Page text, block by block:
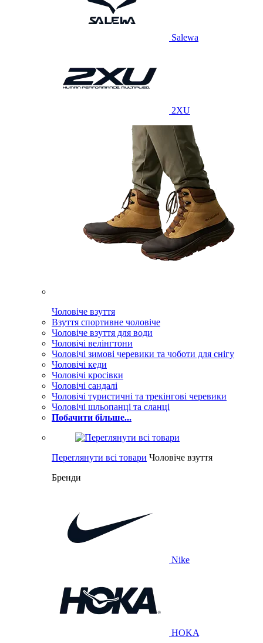
Salewa
2XU
Чоловіче взуття
Взуття спортивне чоловіче
Чоловіче взуття для води
Чоловічі велінгтони
Чоловічі зимові черевики та чоботи для снігу
Чоловічі кеди
Чоловічі кросівки
Чоловічі сандалі
Чоловічі туристичні та трекінгові черевики
Чоловічі шльопанці та сланці
Побачити більше...
Переглянути всі товари Чоловіче взуття
Бренди
Nike
HOKA